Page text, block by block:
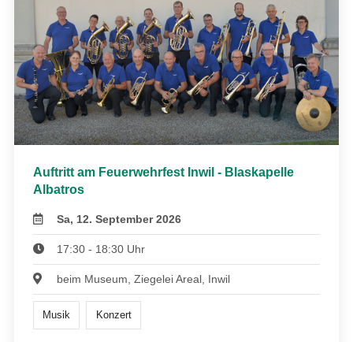
Auftritt am Feuerwehrfest Inwil - Blaskapelle
Albatros
Sa, 12. September 2026
17:30 - 18:30 Uhr
beim Museum, Ziegelei Areal, Inwil
Musik Konzert